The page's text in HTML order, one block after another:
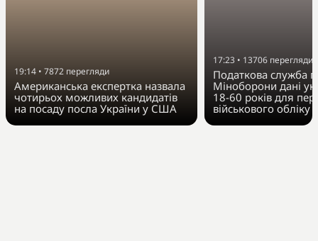
19:14 • 7872 перегляди
Американська експертка назвала
чотирьох можливих кандидатів
на посаду посла України у США
17:23 • 13706 перегляди
Податкова служба
Міноборони дані
18-60 років для
військового обліку